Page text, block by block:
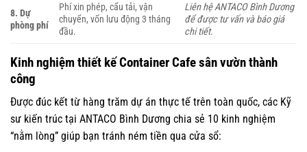
8. Dự
phòng phí
Phí xin phép, cẩu tải, vận
chuyển, vốn lưu động 3 tháng
đầu.
Liên hệ ANTACO Bình Dương
để được tư vấn và báo giá
chi tiết.
Kinh nghiệm thiết kế Container Cafe sân vườn thành
công
Được đúc kết từ hàng trăm dự án thực tế trên toàn quốc, các Kỹ
sư kiến trúc tại ANTACO Bình Dương chia sẻ 10 kinh nghiệm
“nằm lòng” giúp bạn tránh ném tiền qua cửa sổ: